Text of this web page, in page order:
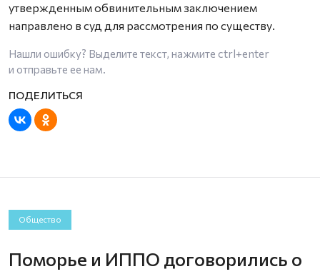
утвержденным обвинительным заключением
направлено в суд для рассмотрения по существу.
Нашли ошибку? Выделите текст, нажмите ctrl+enter
и отправьте ее нам.
Общество
Поморье и ИППО договорились о